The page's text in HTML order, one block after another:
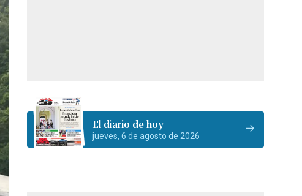
El diario de hoy
jueves, 6 de agosto de 2026